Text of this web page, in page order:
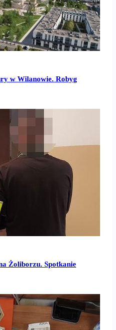
w Wilanowie. Robyg
Żoliborzu. Spotkanie